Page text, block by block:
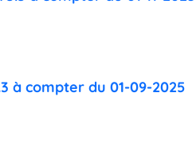
à compter du 01-09-2025